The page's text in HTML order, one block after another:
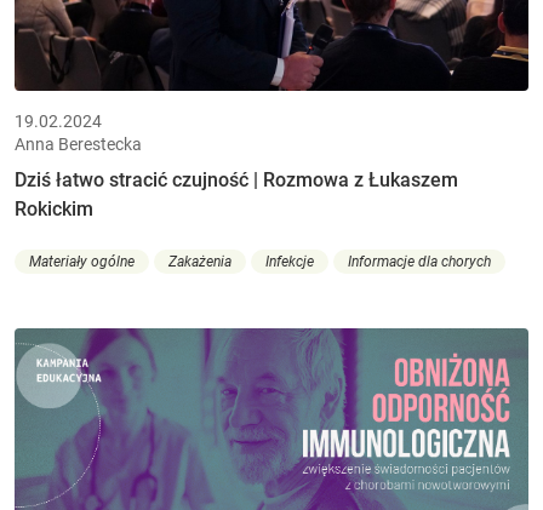
19.02.2024
Anna Berestecka
Dziś łatwo stracić czujność | Rozmowa z Łukaszem
Rokickim
Materiały ogólne Zakażenia Infekcje Informacje dla chorych